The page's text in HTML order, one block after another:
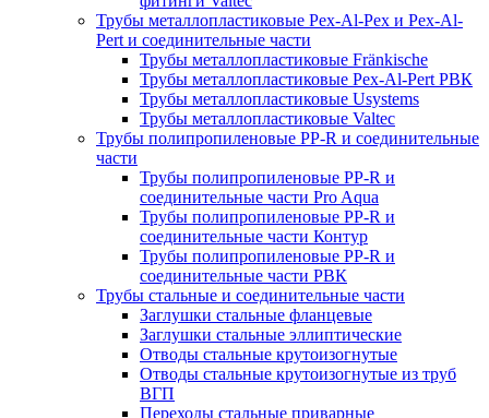
Трубы металлопластиковые Pex-Al-Pex и Pex-Al-
Pert и соединительные части
Трубы металлопластиковые Fränkische
Трубы металлопластиковые Pex-Al-Pert РВК
Трубы металлопластиковые Usystems
Трубы металлопластиковые Valtec
Трубы полипропиленовые PP-R и соединительные
части
Трубы полипропиленовые PP-R и
соединительные части Pro Aqua
Трубы полипропиленовые PP-R и
соединительные части Контур
Трубы полипропиленовые PP-R и
соединительные части РВК
Трубы стальные и соединительные части
Заглушки стальные фланцевые
Заглушки стальные эллиптические
Отводы стальные крутоизогнутые
Отводы стальные крутоизогнутые из труб
ВГП
Переходы стальные приварные